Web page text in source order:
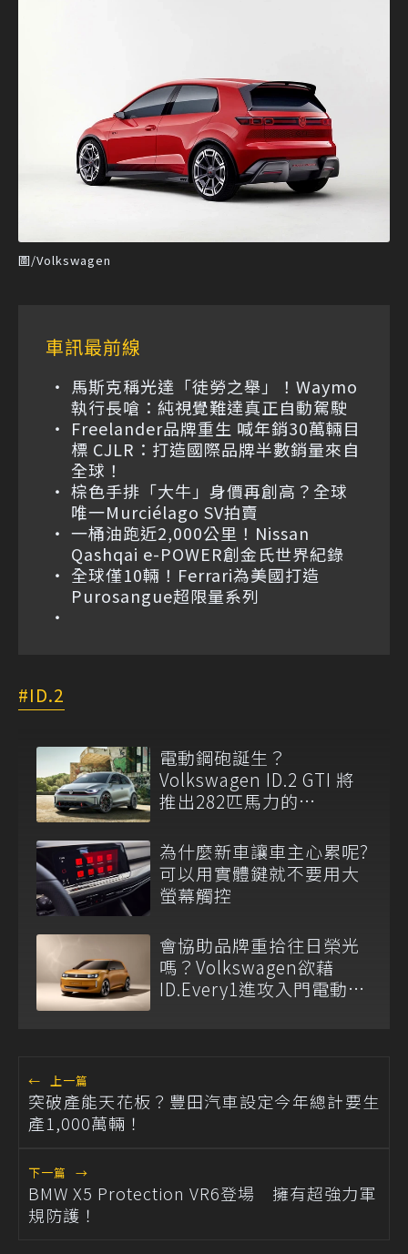
圖/Volkswagen
車訊最前線
馬斯克稱光達「徒勞之舉」！Waymo
執行長嗆：純視覺難達真正自動駕駛
Freelander品牌重生 喊年銷30萬輛目
標 CJLR：打造國際品牌半數銷量來自
全球！
棕色手排「大牛」身價再創高？全球
唯一Murciélago SV拍賣
一桶油跑近2,000公里！Nissan
Qashqai e-POWER創金氏世界紀錄
全球僅10輛！Ferrari為美國打造
Purosangue超限量系列
ID.2
電動鋼砲誕生？
Volkswagen ID.2 GTI 將
推出282匹馬力的
為什麼新車讓車主心累呢?
可以用實體鍵就不要用大
螢幕觸控
會協助品牌重拾往日榮光
嗎？Volkswagen欲藉
ID.Every1進攻入門電動車
← 上一篇
突破產能天花板？豐田汽車設定今年總計要生
產1,000萬輛！
下一篇 →
BMW X5 Protection VR6登場 擁有超強力軍
規防護！